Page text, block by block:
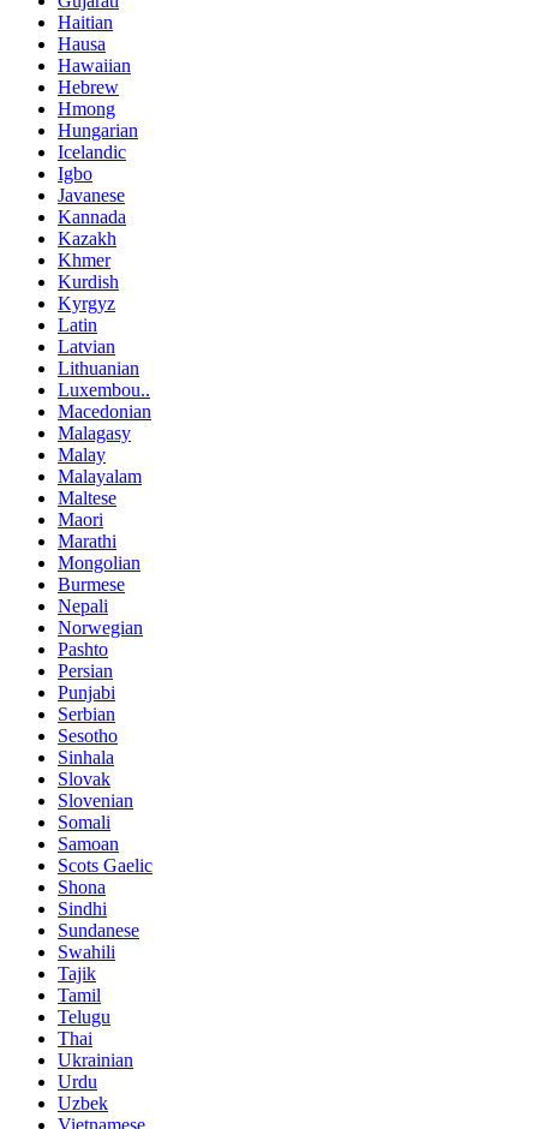
Haitian
Hausa
Hawaiian
Hebrew
Hmong
Hungarian
Icelandic
Igbo
Javanese
Kannada
Kazakh
Khmer
Kurdish
Kyrgyz
Latin
Latvian
Lithuanian
Luxembou..
Macedonian
Malagasy
Malay
Malayalam
Maltese
Maori
Marathi
Mongolian
Burmese
Nepali
Norwegian
Pashto
Persian
Punjabi
Serbian
Sesotho
Sinhala
Slovak
Slovenian
Somali
Samoan
Scots Gaelic
Shona
Sindhi
Sundanese
Swahili
Tajik
Tamil
Telugu
Thai
Ukrainian
Urdu
Uzbek
Vietnamese